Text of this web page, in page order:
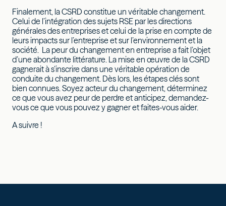
Finalement, la CSRD constitue un véritable changement.
Celui de l’intégration des sujets RSE par les directions
générales des entreprises et celui de la prise en compte de
leurs impacts sur l’entreprise et sur l’environnement et la
société. La peur du changement en entreprise a fait l’objet
d’une abondante littérature. La mise en œuvre de la CSRD
gagnerait à s’inscrire dans une véritable opération de
conduite du changement. Dès lors, les étapes clés sont
bien connues. Soyez acteur du changement, déterminez
ce que vous avez peur de perdre et anticipez, demandez-
vous ce que vous pouvez y gagner et faites-vous aider.
A suivre !